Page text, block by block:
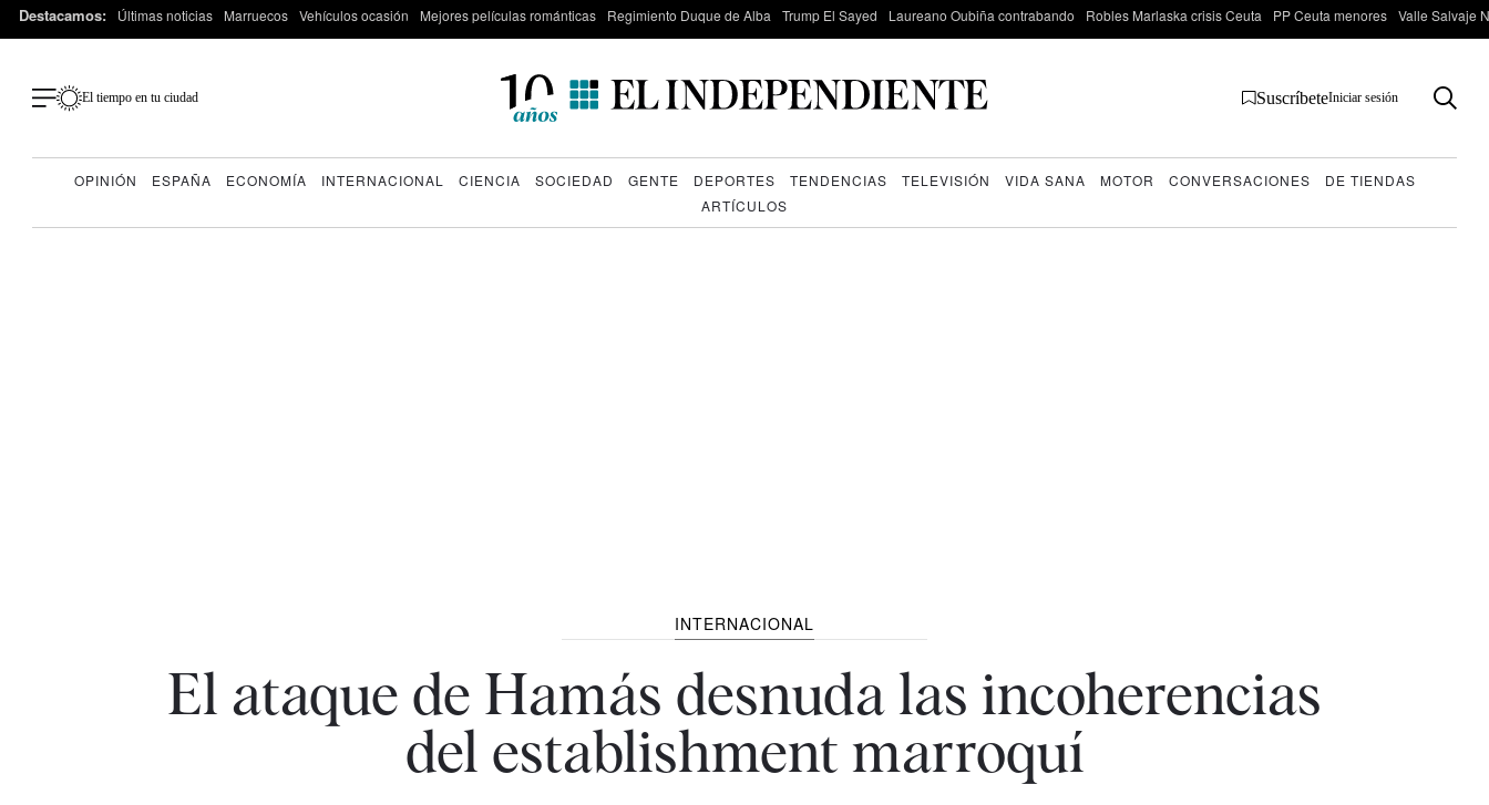
Destacamos: Últimas noticias Marruecos Vehículos ocasión Mejores películas románticas Regimiento Duque de Alba Trump El Sayed Laureano Oubiña contrabando Robles Marlaska crisis Ceuta PP Ceuta menores Valle Salvaje
El tiempo en tu ciudad SuscríbeteIniciar sesión
OPINIÓN ESPAÑA ECONOMÍA INTERNACIONAL CIENCIA SOCIEDAD GENTE DEPORTES TENDENCIAS TELEVISIÓN VIDA SANA MOTOR CONVERSACIONES
DE TIENDAS
ARTÍCULOS
INTERNACIONAL
El ataque de Hamás desnuda las incoherencias
del establishment marroquí